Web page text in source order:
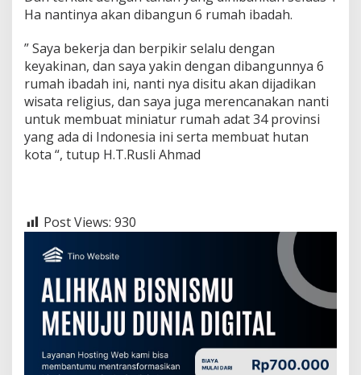
Ha nantinya akan dibangun 6 rumah ibadah.
” Saya bekerja dan berpikir selalu dengan
keyakinan, dan saya yakin dengan dibangunnya 6
rumah ibadah ini, nanti nya disitu akan dijadikan
wisata religius, dan saya juga merencanakan nanti
untuk membuat miniatur rumah adat 34 provinsi
yang ada di Indonesia ini serta membuat hutan
kota “, tutup H.T.Rusli Ahmad
Post Views: 930